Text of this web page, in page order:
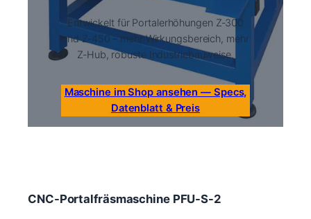
Entwickelt für Portalerhöhungen Z‑300
und Z‑450 – mehr Wirkungsbereich, mehr
Z‑Hub, robuste Industriebauweise.
Maschine im Shop ansehen — Specs,
Datenblatt & Preis
CNC-Portalfräsmaschine PFU-S-2